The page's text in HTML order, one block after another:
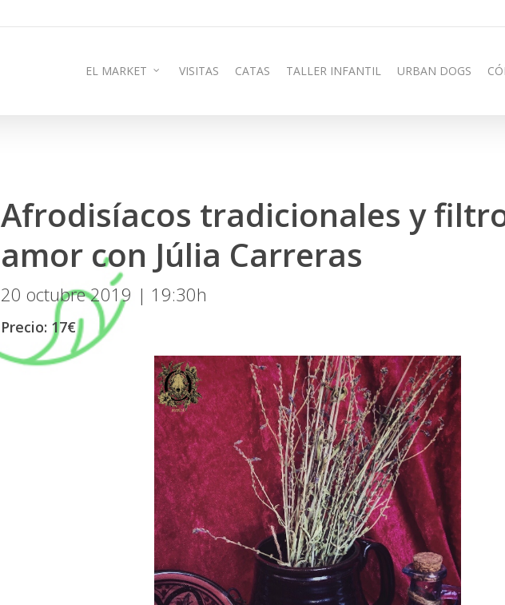
EL MARKET VISITAS CATAS TALLER INFANTIL URBAN DOGS
Afrodisíacos tradicionales y
amor con Júlia Carreras
20 octubre 2019 | 19:30h
Precio: 17€